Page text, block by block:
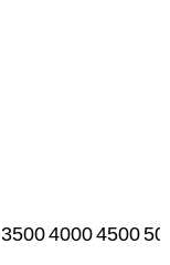
350040004500